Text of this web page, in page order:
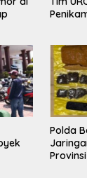
Polda
Provinsi